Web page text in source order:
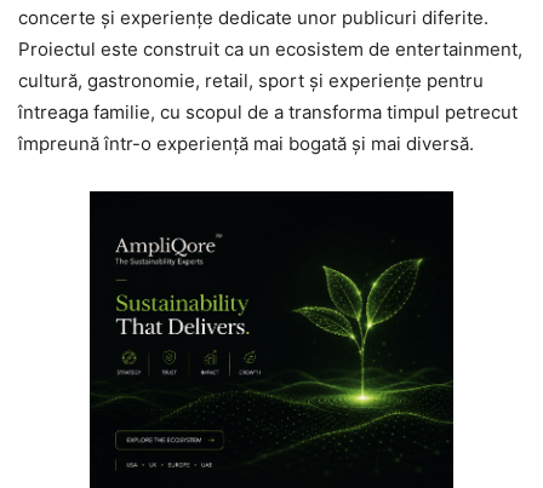
concerte și experiențe dedicate unor publicuri diferite.
Proiectul este construit ca un ecosistem de entertainment,
cultură, gastronomie, retail, sport și experiențe pentru
întreaga familie, cu scopul de a transforma timpul petrecut
împreună într-o experiență mai bogată și mai diversă.